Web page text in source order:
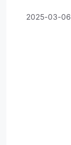
2025-03-06